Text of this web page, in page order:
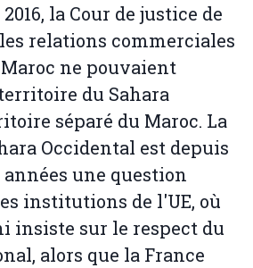
la Cour de justice de
relations commerciales
ne pouvaient
du Sahara
séparé du Maroc. La
Occidental est depuis
années une question
institutions de l'UE, où
insiste sur le respect du
alors que la France